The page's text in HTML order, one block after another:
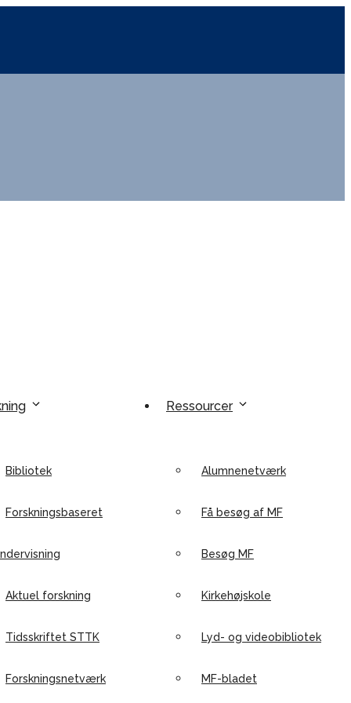
Bibliotek
Forskningsbaseret
Aktuel forskning
Tidsskriftet STTK
Forskningsnetværk
Ressourcer
Alumnenetværk
Få besøg af MF
Besøg MF
Kirkehøjskole
Lyd- og videobibliotek
MF-bladet